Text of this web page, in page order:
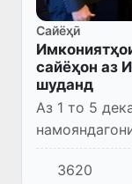
Сайёҳӣ
сайёҳон аз
шуданд
Аз 1 то 5
Бухоро
вилоят оид
3620